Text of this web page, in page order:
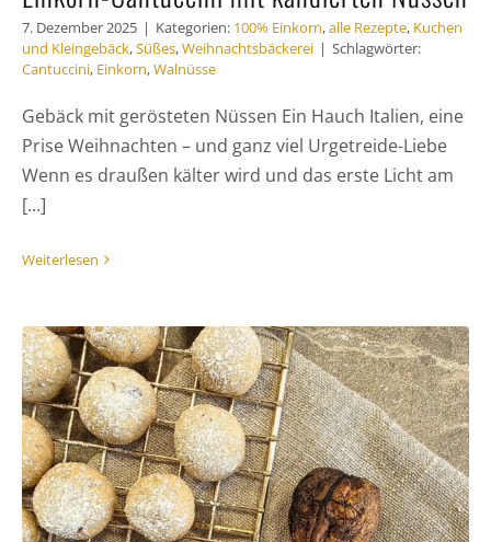
7. Dezember 2025 | Kategorien: 100% Einkorn,alle Rezepte, Kuchen
und Kleingebäck,Süßes,Weihnachtsbäckerei | Schlagwörter:
Cantuccini, Einkorn,Walnüsse
Gebäck mit gerösteten Nüssen Ein Hauch Italien, eine
Prise Weihnachten – und ganz viel Urgetreide-Liebe
Wenn es draußen kälter wird und das erste Licht am
[...]
Weiterlesen